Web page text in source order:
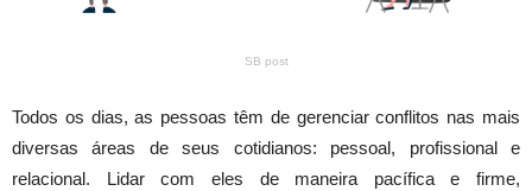
SB post
Todos os dias, as pessoas têm de gerenciar conflitos nas mais
diversas áreas de seus cotidianos: pessoal, profissional e
relacional. Lidar com eles de maneira pacífica e firme,